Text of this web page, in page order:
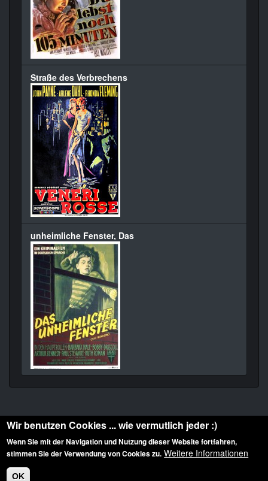
Straße des Verbrechens
unheimliche Fenster, Das
Diese Website ist urheberrechtlich geschützt: © 2010-2026 der Film Noir de. Alle
Rechte vorbehalten.
Wir benutzen Cookies ... wie vermutlich jeder :)
Wenn Sie mit der Navigation und Nutzung dieser Website fortfahren,
stimmen Sie der Verwendung von Cookies zu. Weitere Informationen
OK